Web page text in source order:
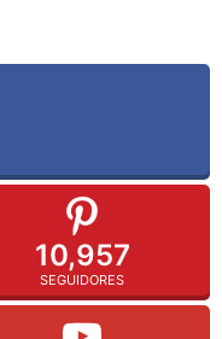
10,957
SEGUIDORES